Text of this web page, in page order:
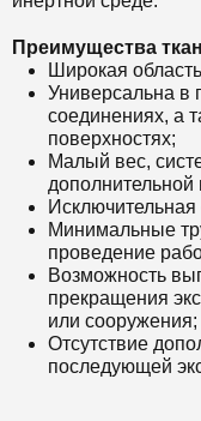
Преимущества
Широкая
Универсальна в
соединениях, а
поверхностях;
Малый вес,
дополнительной
Исключительная
Минимальные
проведение
Возможность
прекращения
или сооружения;
Отсутствие
последующей